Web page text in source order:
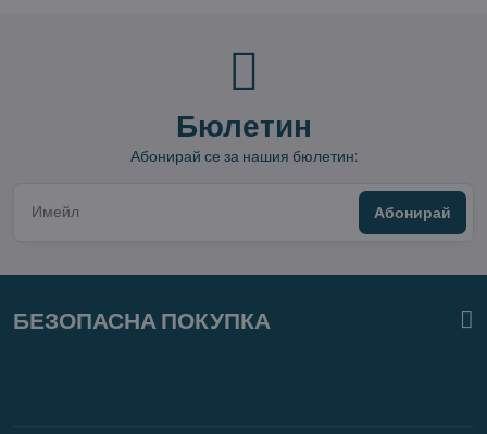
Бюлетин
Абонирай се за нашия бюлетин:
Абонирай
БЕЗОПАСНА ПОКУПКА